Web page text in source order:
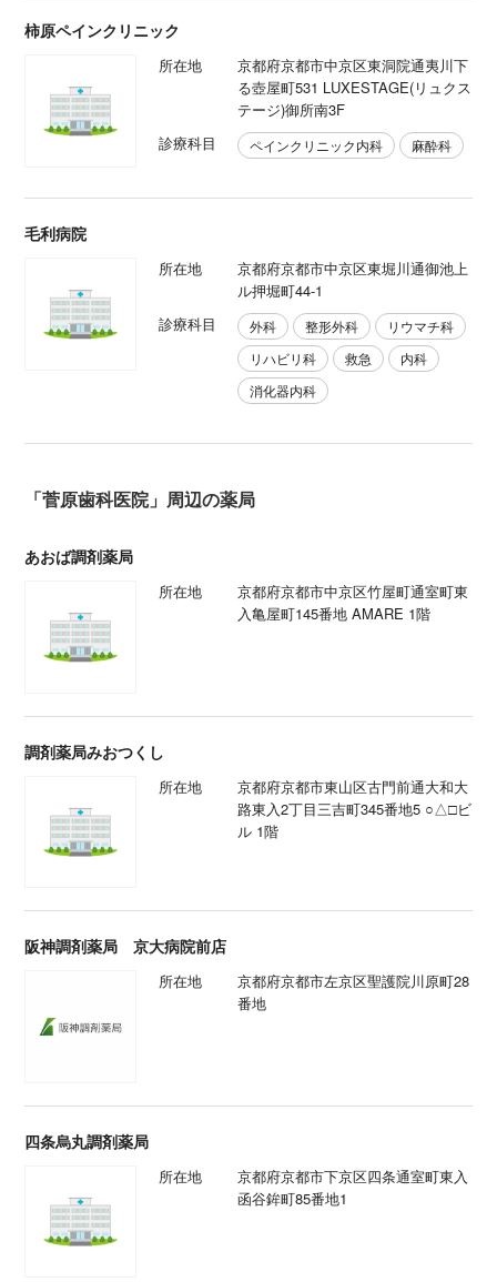
柿原ペインクリニック
所在地
京都府京都市中京区東洞院通夷川下
る壺屋町531 LUXESTAGE(リュクス
テージ)御所南3F
診療科目
ペインクリニック内科 麻酔科
毛利病院
所在地
京都府京都市中京区東堀川通御池上
ル押堀町44-1
診療科目
外科 整形外科
リウマチ科
リハビリ科
救急
内科
消化器内科
「菅原歯科医院」周辺の薬局
あおば調剤薬局
所在地
京都府京都市中京区竹屋町通室町東
入亀屋町145番地 AMARE 1階
調剤薬局みおつくし
所在地
京都府京都市東山区古門前通大和大
路東入2丁目三吉町345番地5 ○△□ビ
ル 1階
阪神調剤薬局 京大病院前店
所在地
京都府京都市左京区聖護院川原町28
番地
四条烏丸調剤薬局
所在地
京都府京都市下京区四条通室町東入
函谷鉾町85番地1